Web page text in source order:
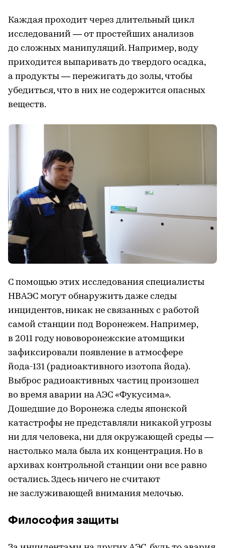
Каждая проходит через длительный цикл
исследований — от простейших анализов
до сложных манипуляций. Например, воду
приходится выпаривать до твердого осадка,
а продукты — пережигать до золы, чтобы
убедиться, что в них не содержится опасных
веществ.
С помощью этих исследования специалисты
НВАЭС могут обнаружить даже следы
инцидентов, никак не связанных с работой
самой станции под Воронежем. Например,
в 2011 году нововоронежские атомщики
зафиксировали появление в атмосфере
йода-131 (радиоактивного изотопа йода).
Выброс радиоактивных частиц произошел
во время аварии на АЭС «Фукусима».
Дошедшие до Воронежа следы японской
катастрофы не представляли никакой угрозы
ни для человека, ни для окружающей среды —
настолько мала была их концентрация. Но в
архивах контрольной станции они все равно
остались. Здесь ничего не считают
не заслуживающей внимания мелочью.
Философия защиты